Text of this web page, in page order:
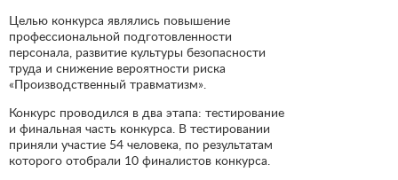
Целью конкурса являлись повышение
профессиональной подготовленности
персонала, развитие культуры безопасности
труда и снижение вероятности риска
«Производственный травматизм».
Конкурс проводился в два этапа: тестирование
и финальная часть конкурса. В тестировании
приняли участие 54 человека, по результатам
которого отобрали 10 финалистов конкурса.